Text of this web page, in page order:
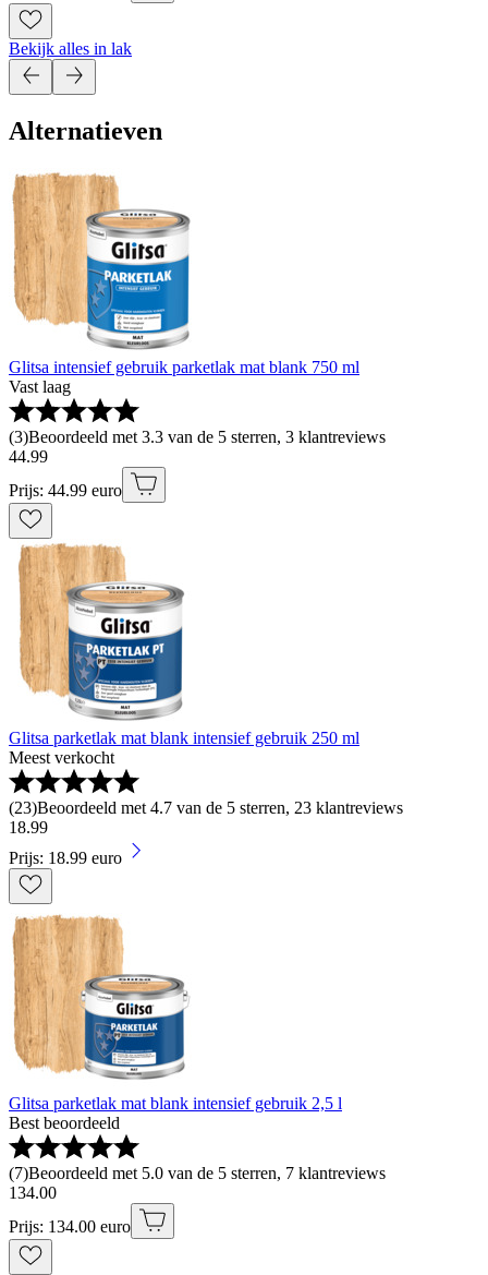
Bekijk alles in lak
Alternatieven
Glitsa intensief gebruik parketlak mat blank 750 ml
Vast laag
(3)Beoordeeld met 3.3 van de 5 sterren, 3 klantreviews
44.99
Prijs: 44.99 euro
Glitsa parketlak mat blank intensief gebruik 250 ml
Meest verkocht
(23)Beoordeeld met 4.7 van de 5 sterren, 23 klantreviews
18.99
Prijs: 18.99 euro
Glitsa parketlak mat blank intensief gebruik 2,5 l
Best beoordeeld
(7)Beoordeeld met 5.0 van de 5 sterren, 7 klantreviews
134.00
Prijs: 134.00 euro